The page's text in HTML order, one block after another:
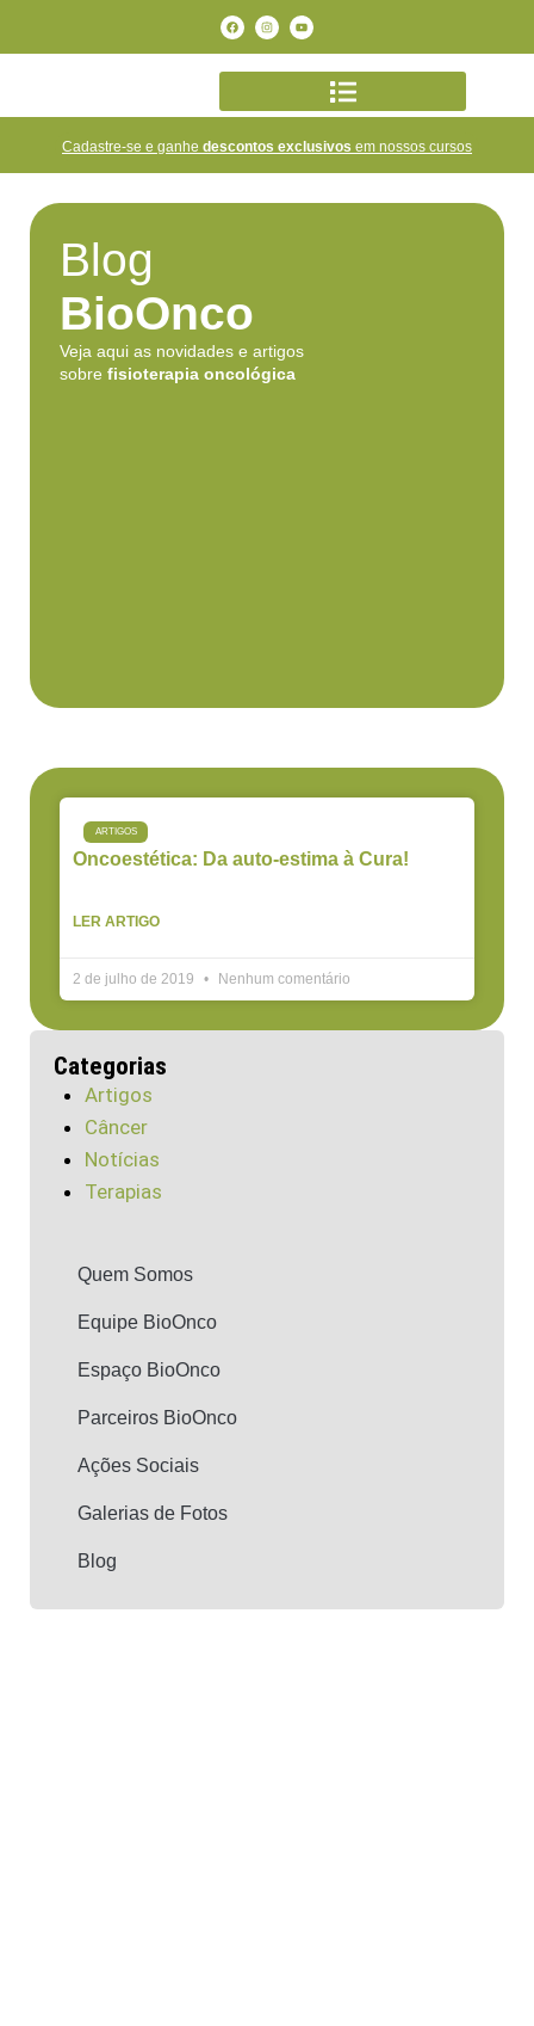
Cadastre-se e ganhe descontos exclusivos em nossos cursos
Blog
BioOnco
Veja aqui as novidades e artigos
sobre fisioterapia oncológica
ARTIGOS
Oncoestética: Da auto-estima à Cura!
LER ARTIGO
2 de julho de 2019 Nenhum comentário
Categorias
Artigos
Câncer
Notícias
Terapias
Quem Somos
Equipe BioOnco
Espaço BioOnco
Parceiros BioOnco
Ações Sociais
Galerias de Fotos
Blog